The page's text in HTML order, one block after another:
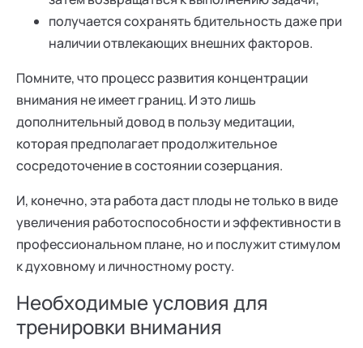
получается сохранять бдительность даже при
наличии отвлекающих внешних факторов.
Помните, что процесс развития концентрации
внимания не имеет границ. И это лишь
дополнительный довод в пользу медитации,
которая предполагает продолжительное
сосредоточение в состоянии созерцания.
И, конечно, эта работа даст плоды не только в виде
увеличения работоспособности и эффективности в
профессиональном плане, но и послужит стимулом
к духовному и личностному росту.
Необходимые условия для
тренировки внимания